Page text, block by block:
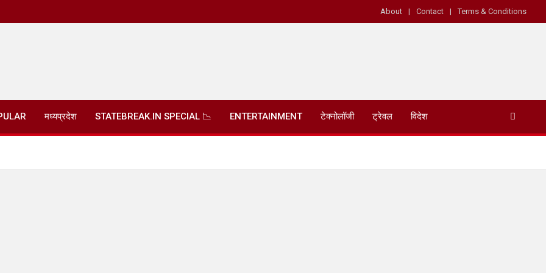
About Contact Terms & Conditions
मध्यप्रदेश STATEBREAK.IN SPECIAL 📉 ENTERTAINMENT टेक्नोलॉजी ट्रेवल विदेश